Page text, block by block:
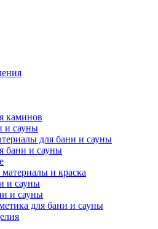
каминов
и сауны
для бани и сауны
бани и сауны
и краска
и сауны
и сауны
для бани и сауны